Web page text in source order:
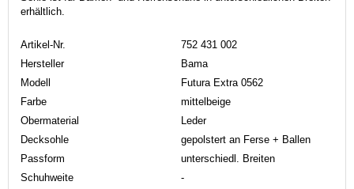
erhältlich.
Artikel-Nr.
752 431 002
Hersteller
Bama
Modell
Futura Extra 0562
Farbe
mittelbeige
Obermaterial
Leder
Decksohle
gepolstert an Ferse + Ballen
Passform
unterschiedl. Breiten
Schuhweite
-